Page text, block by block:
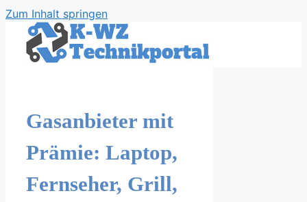
Zum Inhalt springen
Gasanbieter mit
Prämie: Laptop,
Fernseher, Grill,